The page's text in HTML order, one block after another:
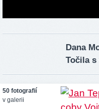
Dana
Točila
50 fotografií
v galerii